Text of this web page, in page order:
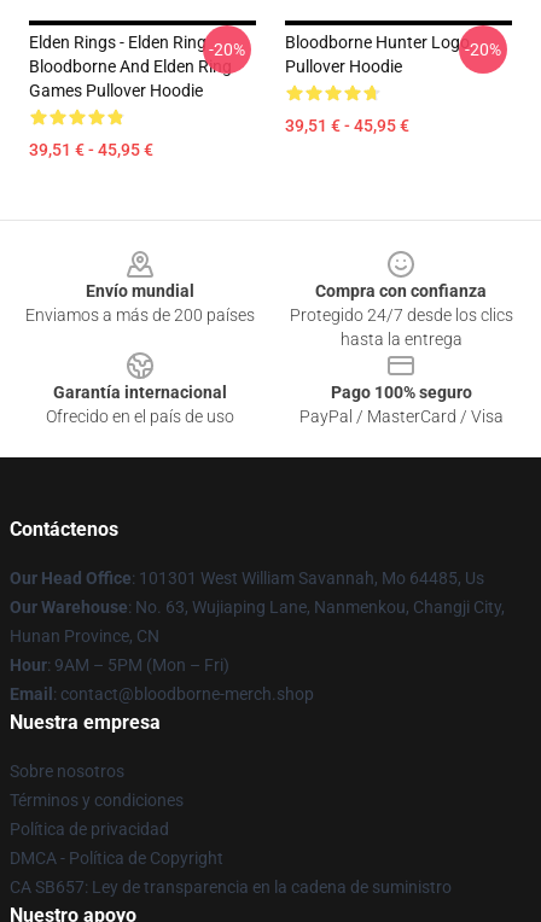
Elden Rings - Elden Ring
Bloodborne And Elden Ring
Games Pullover Hoodie
39,51 € - 45,95 €
-20%
Bloodborne Hunter Logo
Pullover Hoodie
39,51 € - 45,95 €
-20%
Envío mundial
Enviamos a más de 200 países
Compra con confianza
Protegido 24/7 desde los clics
hasta la entrega
Garantía internacional
Ofrecido en el país de uso
Pago 100% seguro
PayPal / MasterCard / Visa
Contáctenos
Our Head Office: 101301 West William Savannah, Mo 64485, Us
Our Warehouse: No. 63, Wujiaping Lane, Nanmenkou, Changji City,
Hunan Province, CN
Hour: 9AM – 5PM (Mon – Fri)
Email : contact@bloodborne-merch.shop
Nuestra empresa
Sobre nosotros
Términos y condiciones
Política de privacidad
DMCA - Política de Copyright
CA SB657: Ley de transparencia en la cadena de suministro
Nuestro apoyo